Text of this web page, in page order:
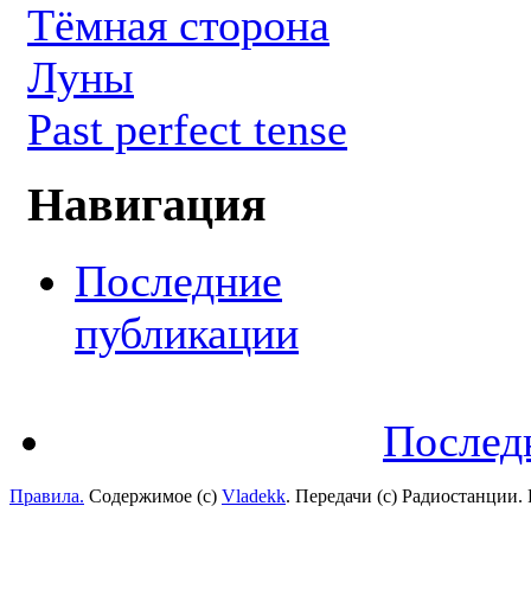
Тёмная сторона
Луны
Past perfect tense
Навигация
Последние
публикации
Правила. Содержимое (с) Vladekk. Передачи (с)